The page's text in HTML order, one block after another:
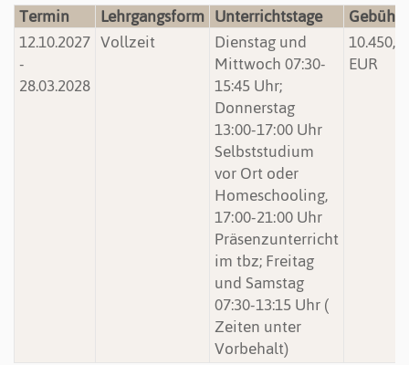
Termin
Lehrgangsform Unterrichtstage
12.10.2027
-
28.03.2028
Vollzeit Dienstag und
Mittwoch 07:30-
15:45 Uhr;
Donnerstag
13:00-17:00 Uhr
Selbststudium
vor Ort oder
Homeschooling,
17:00-21:00 Uhr
Präsenzunterricht
im tbz; Freitag
und Samstag
07:30-13:15 Uhr (
Zeiten unter
Vorbehalt)
EUR